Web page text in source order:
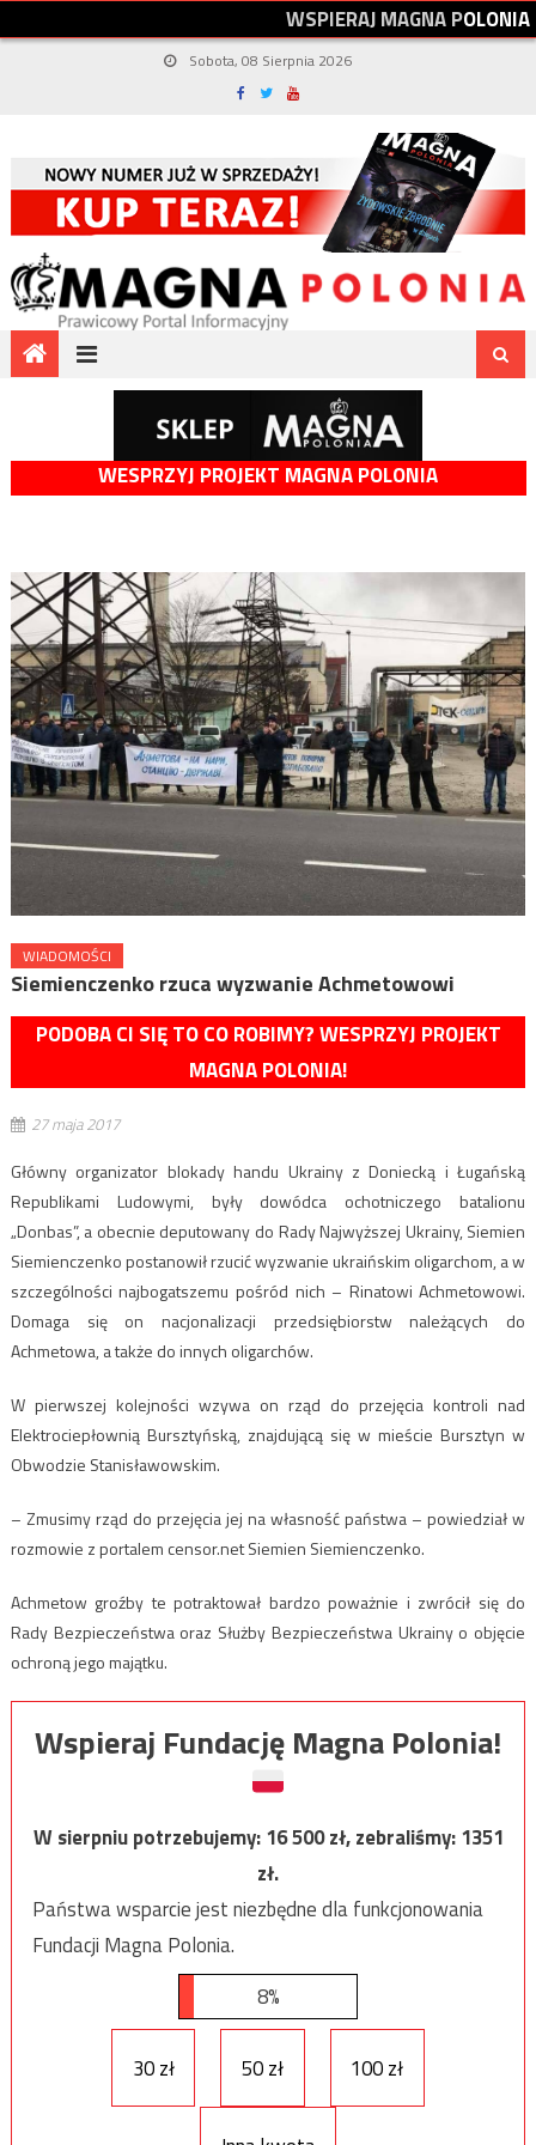
WSPIERAJMAGNAPOLONIA
Sobota, 08 Sierpnia 2026
WESPRZYJ PROJEKT MAGNA POLONIA
WIADOMOŚCI
Siemienczenko rzuca wyzwanie Achmetowowi
PODOBA CI SIĘ TO CO ROBIMY? WESPRZYJ PROJEKT
MAGNA POLONIA!
27 maja 2017
Główny organizator blokady handu Ukrainy z Doniecką i Ługańską
Republikami Ludowymi, były dowódca ochotniczego batalionu
„Donbas”, a obecnie deputowany do Rady Najwyższej Ukrainy, Siemien
Siemienczenko postanowił rzucić wyzwanie ukraińskim oligarchom, a w
szczególności najbogatszemu pośród nich – Rinatowi Achmetowowi.
Domaga się on nacjonalizacji przedsiębiorstw należących do
Achmetowa, a także do innych oligarchów.
W pierwszej kolejności wzywa on rząd do przejęcia kontroli nad
Elektrociepłownią Bursztyńską, znajdującą się w mieście Bursztyn w
Obwodzie Stanisławowskim.
– Zmusimy rząd do przejęcia jej na własność państwa – powiedział w
rozmowie z portalem censor.net Siemien Siemienczenko.
Achmetow groźby te potraktował bardzo poważnie i zwrócił się do
Rady Bezpieczeństwa oraz Służby Bezpieczeństwa Ukrainy o objęcie
ochroną jego majątku.
Wspieraj Fundację Magna Polonia!
W sierpniu potrzebujemy:16 500zł, zebraliśmy:1351
zł.
Państwa wsparcie jest niezbędne dla funkcjonowania
Fundacji Magna Polonia.
8%
30 zł 50 zł 100 zł